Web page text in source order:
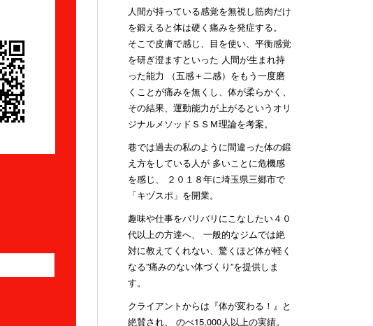
人間が持っている感覚を無視し筋肉だけ
を鍛えると体は硬く痛みを発症する。
そこで皮膚で感じ、目を使い、平衡感覚
を研ぎ澄ますといった 人間が生まれ持
った能力 （五感＋二感）をもう一度磨
くことが痛みを無くし、体が柔らかく、
その結果、運動能力が上がるというオリ
ジナルメソッドＳＳＭ理論を考案。
巷では過去の私のように間違った体の鍛
え方をしている人が 多いことに危機感
を感じ、 ２０１８年に埼玉県三郷市で
「キヅスポ」を開業。
趣味や仕事をバリバリにこなしたい４０
代以上の方達へ、 一般的なジムでは絶
対に教えてくれない、驚くほど体が軽く
なる”痛みのない体づくり”を提供しま
す。
クライアントからは『体が変わる！』と
絶賛され、 のべ15,000人以上の実績。